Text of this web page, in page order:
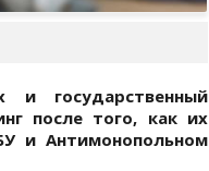
и государственный
после того, как их
и Антимонопольном